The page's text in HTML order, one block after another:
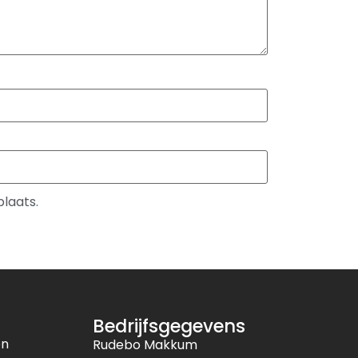
Bedrijfsgegevens
Rudebo Makkum